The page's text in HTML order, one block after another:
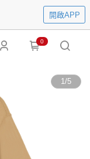
開啟APP
0
1/5